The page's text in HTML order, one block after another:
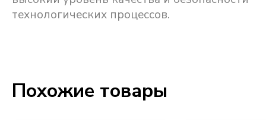
технологических процессов.
Похожие товары